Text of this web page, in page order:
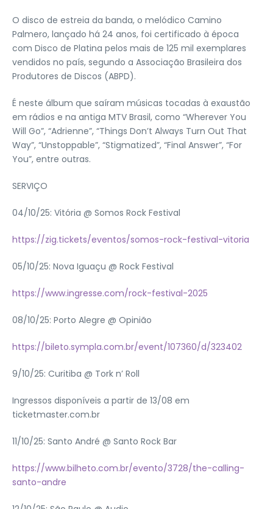
O disco de estreia da banda, o melódico Camino
Palmero, lançado há 24 anos, foi certificado à época
com Disco de Platina pelos mais de 125 mil exemplares
vendidos no país, segundo a Associação Brasileira dos
Produtores de Discos (ABPD).
É neste álbum que saíram músicas tocadas à exaustão
em rádios e na antiga MTV Brasil, como “Wherever You
Will Go”, “Adrienne”, “Things Don’t Always Turn Out That
Way”, “Unstoppable”, “Stigmatized”, “Final Answer”, “For
You”, entre outras.
SERVIÇO
04/10/25: Vitória @ Somos Rock Festival
https://zig.tickets/eventos/somos-rock-festival-vitoria
05/10/25: Nova Iguaçu @ Rock Festival
https://www.ingresse.com/rock-festival-2025
08/10/25: Porto Alegre @ Opinião
https://bileto.sympla.com.br/event/107360/d/323402
9/10/25: Curitiba @ Tork n’ Roll
Ingressos disponíveis a partir de 13/08 em
ticketmaster.com.br
11/10/25: Santo André @ Santo Rock Bar
https://www.bilheto.com.br/evento/3728/the-calling-
santo-andre